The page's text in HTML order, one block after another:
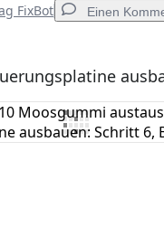
FixBot Einen
Einen Kommentar hinzufügen
hinzufügen